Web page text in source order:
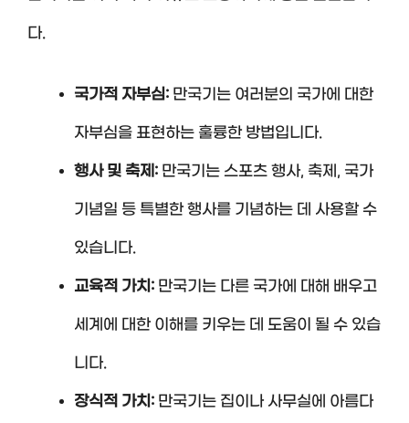
다.
국가적 자부심: 만국기는 여러분의 국가에 대한
자부심을 표현하는 훌륭한 방법입니다.
행사 및 축제: 만국기는 스포츠 행사, 축제, 국가
기념일 등 특별한 행사를 기념하는 데 사용할 수
있습니다.
교육적 가치: 만국기는 다른 국가에 대해 배우고
세계에 대한 이해를 키우는 데 도움이 될 수 있습
니다.
장식적 가치: 만국기는 집이나 사무실에 아름다